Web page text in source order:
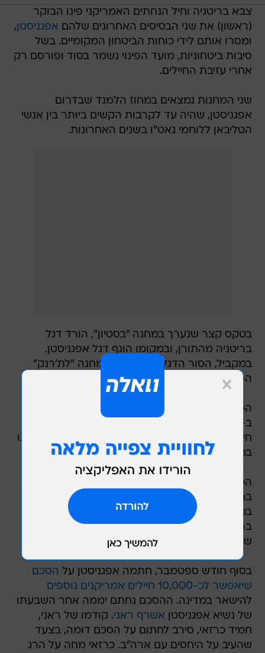
צבא בריטניה וחיל הנחתים האמריקני פינו הבוקר
(ראשון) את שני הבסיסים האחרונים שלהם אפגניסטן,
ומסרו אותם לידי כוחות הביטחון המקומיים. בשל
סיבות ביטחוניות, מועד הפינוי נשמר בסוד ופורסם רק
אחרי עזיבת החיילים.
שני המחנות נמצאים במחוז הלמנד שבדרום
אפגניסטן, שהיה עד לקרבות הקשים ביותר בין אנשי
הטליבאן ללוחמי נאט"ו בשנים האחרונות.
בטקס קצר שנערך במחנה "בסטיון", הורד דגל
בריטניה מהתורן, ובמקומו הונף דגל אפגניסטן.
במקביל, הסור הדגל האמריקני ממחנה "לת'רנק"
הסמוך, וגם הוא פונה עבור הכוחות המקומיים.
הכוחות הבריטיים והאמריקניים הוצבו באפגניסטן
חיילים אמריקניים ו-453 חיילים מצבא בריטניה נהרגו
במלחמה, שארכה 13 שנים.
הכוחות הבריטיים החלו את נסיגתם מאפגניסטן כבר
בחודש אפריל. בשיא הלחימה ב-2009, היו מוצבים
במחנה בסטיון כ-10,000 חיילים. כמה מאות חיילים
בריטים יישארו במדינה במסגרת אקדמיה צבאית
שבה יאומנו כוחות הביטחון המקומיים.
בסוף חודש ספטמבר, חתמה אפגניסטן על הסכם
שיאפשר לכ-10,000 חיילים אמריקנים נוספים
להישאר במדינה. ההסכם נחתם יממה אחר השבעתו
של נשיא אפגניסטן אשרף ראני. קודמו של ראני,
חמיד כרזאי, סירב לחתום על הסכם דומה, בצעד
שהעיב על היחסים עם ארה"ב. כרזאי מחה על הרג